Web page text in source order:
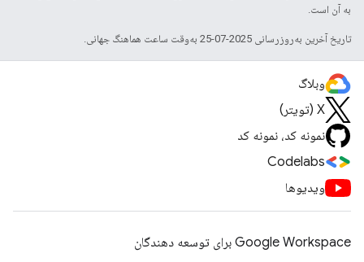
به آن است.
تاریخ آخرین به‌روزرسانی 2025-07-25 به‌وقت ساعت هماهنگ جهانی.
وبلاگ
X (تویتر)
نمونه کد، نمونه کد
Codelabs
ویدیوها
Google Workspace برای توسعه دهندگان